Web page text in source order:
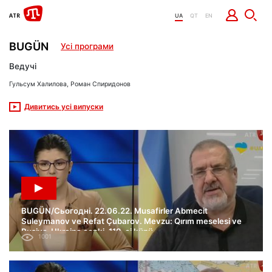
UA QT EN
BUGÜN Усі програми
BUGÜN/Сьогодні. 22.06.22. Musafirler Abmecit
Suleymanov ve Refat Çubarov. Mevzu: Qırım meselesi ve
Rusiye-Ukraina cenki. 119-ci künü.
1001
Ведучі
Гульсум Халилова, Роман Спиридонов
Дивитись усі випуски